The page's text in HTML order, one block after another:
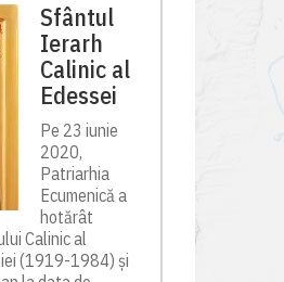
Sfântul
Ierarh
Calinic al
Edessei
Pe 23 iunie
2020,
Patriarhia
Ecumenică a
hotărât
Calinic al
(1919-1984) și